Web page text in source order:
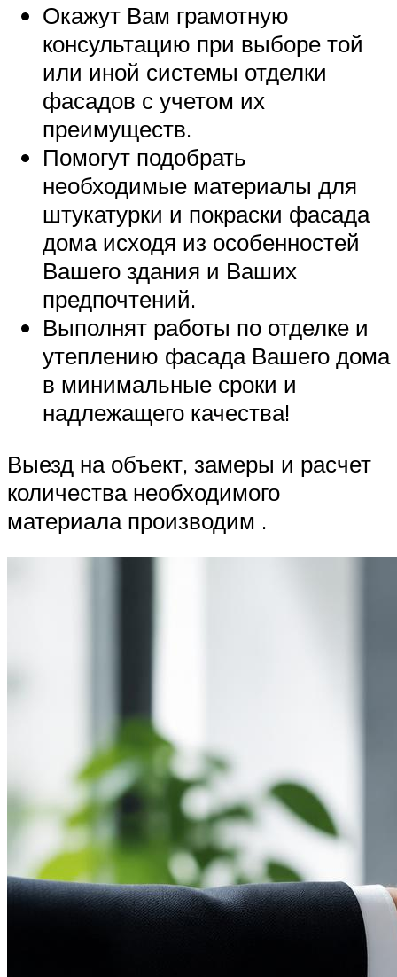
Окажут Вам грамотную
консультацию при выборе той
или иной системы отделки
фасадов с учетом их
преимуществ.
Помогут подобрать
необходимые материалы для
штукатурки и покраски фасада
дома исходя из особенностей
Вашего здания и Ваших
предпочтений.
Выполнят работы по отделке и
утеплению фасада Вашего дома
в минимальные сроки и
надлежащего качества!
Выезд на объект, замеры и расчет
количества необходимого
материала производим .